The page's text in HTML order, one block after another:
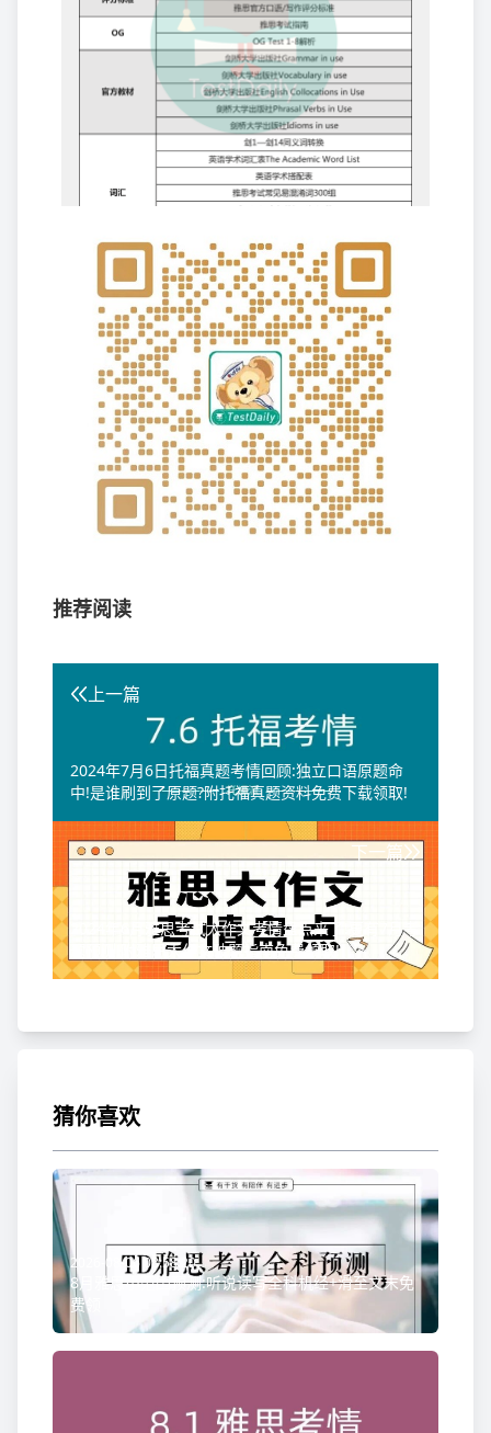
推荐阅读
上一篇
2024年7月6日托福真题考情回顾:独立口语原题命
中!是谁刷到了原题?附托福真题资料免费下载领取!
下一篇
2024年6月雅思考试大作文考情盘点来了!更有7月考
题预测!附雅思大作文破题指南免费领取!
猜你喜欢
2026-08-06 08:58:20
8月雅思小范围预测:听说读写全科机经+滑至文末免
费领